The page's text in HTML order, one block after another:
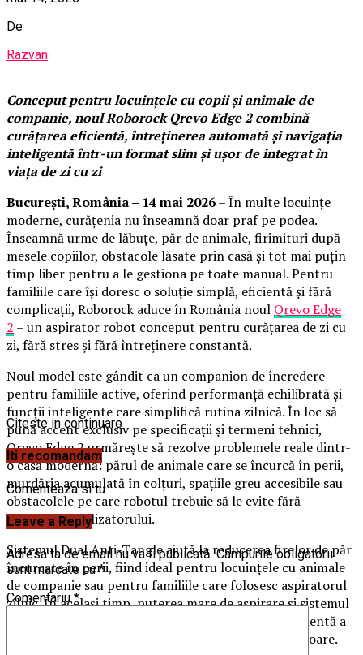
De
Razvan
Conceput pentru locuințele cu copii și animale de
companie, noul Roborock Qrevo Edge 2 combină
curățarea eficientă, întreținerea automată și navigația
inteligentă într-un format slim și ușor de integrat în
viața de zi cu zi
București, România – 14 mai 2026– În multe locuințe
moderne, curățenia nu înseamnă doar praf pe podea.
Înseamnă urme de lăbuțe, păr de animale, firimituri după
mesele copiilor, obstacole lăsate prin casă și tot mai puțin
timp liber pentru a le gestiona pe toate manual. Pentru
familiile care își doresc o soluție simplă, eficientă și fără
complicații, Roborock aduce în România noul Qrevo Edge
2 – un aspirator robot conceput pentru curățarea de zi cu
zi, fără stres și fără întreținere constantă.
Noul model este gândit ca un companion de încredere
pentru familiile active, oferind performanță echilibrată și
funcții inteligente care simplifică rutina zilnică. În loc să
pună accent exclusiv pe specificații și termeni tehnici,
Qrevo Edge 2 urmărește să rezolve problemele reale dintr-
o casă modernă: părul de animale care se încurcă în perii,
murdăria acumulată în colțuri, spațiile greu accesibile sau
obstacolele pe care robotul trebuie să le evite fără
intervenția utilizatorului.
Sistemul Dual Anti-Tangle ajută la reducerea firelor de păr
încurcate în perii, fiind ideal pentru locuințele cu animale
de companie sau pentru familiile care folosesc aspiratorul
zilnic. În același timp, puterea mare de aspirare și sistemul
îmbunătățit de mop contribuie la îndepărtarea eficientă a
murdăriei, petelor și prafului fin de pe podele și covoare.
Citeste in continuare
Iti recomandam
Comenteaza si tu
Leave a Reply
Adresa ta de email nu va fi publicată. Câmpurile obligatorii
sunt marcate cu*
Comentariu*